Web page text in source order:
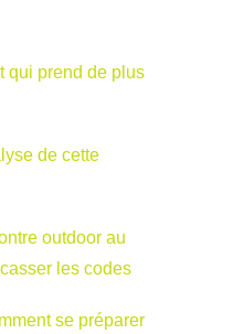
qui prend de plus
de cette
outdoor au
les codes
se préparer